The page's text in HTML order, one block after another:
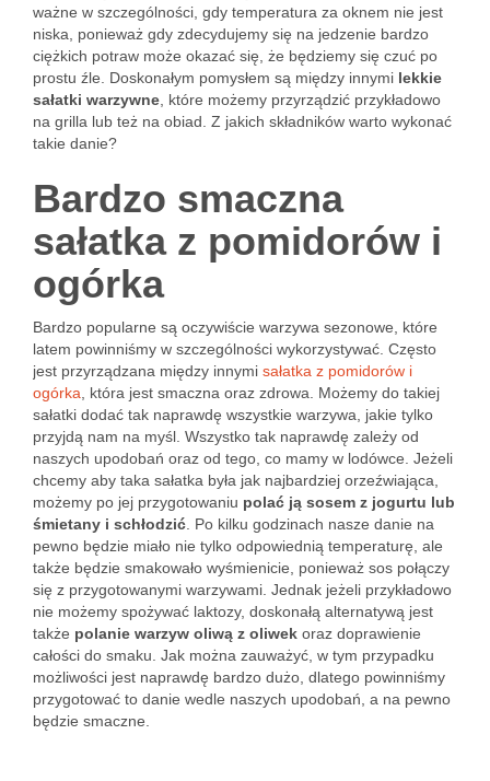
ważne w szczególności, gdy temperatura za oknem nie jest
niska, ponieważ gdy zdecydujemy się na jedzenie bardzo
ciężkich potraw może okazać się, że będziemy się czuć po
prostu źle. Doskonałym pomysłem są między innymi lekkie
sałatki warzywne , które możemy przyrządzić przykładowo
na grilla lub też na obiad. Z jakich składników warto wykonać
takie danie?
Bardzo smaczna
sałatka z pomidorów i
ogórka
Bardzo popularne są oczywiście warzywa sezonowe, które
latem powinniśmy w szczególności wykorzystywać. Często
jest przyrządzana między innymi sałatka z pomidorów i
ogórka , która jest smaczna oraz zdrowa. Możemy do takiej
sałatki dodać tak naprawdę wszystkie warzywa, jakie tylko
przyjdą nam na myśl. Wszystko tak naprawdę zależy od
naszych upodobań oraz od tego, co mamy w lodówce. Jeżeli
chcemy aby taka sałatka była jak najbardziej orzeźwiająca,
możemy po jej przygotowaniu polać ją sosem z jogurtu lub
śmietany i schłodzić . Po kilku godzinach nasze danie na
pewno będzie miało nie tylko odpowiednią temperaturę, ale
także będzie smakowało wyśmienicie, ponieważ sos połączy
się z przygotowanymi warzywami. Jednak jeżeli przykładowo
nie możemy spożywać laktozy, doskonałą alternatywą jest
także polanie warzyw oliwą z oliwek oraz doprawienie
całości do smaku. Jak można zauważyć, w tym przypadku
możliwości jest naprawdę bardzo dużo, dlatego powinniśmy
przygotować to danie wedle naszych upodobań, a na pewno
będzie smaczne.